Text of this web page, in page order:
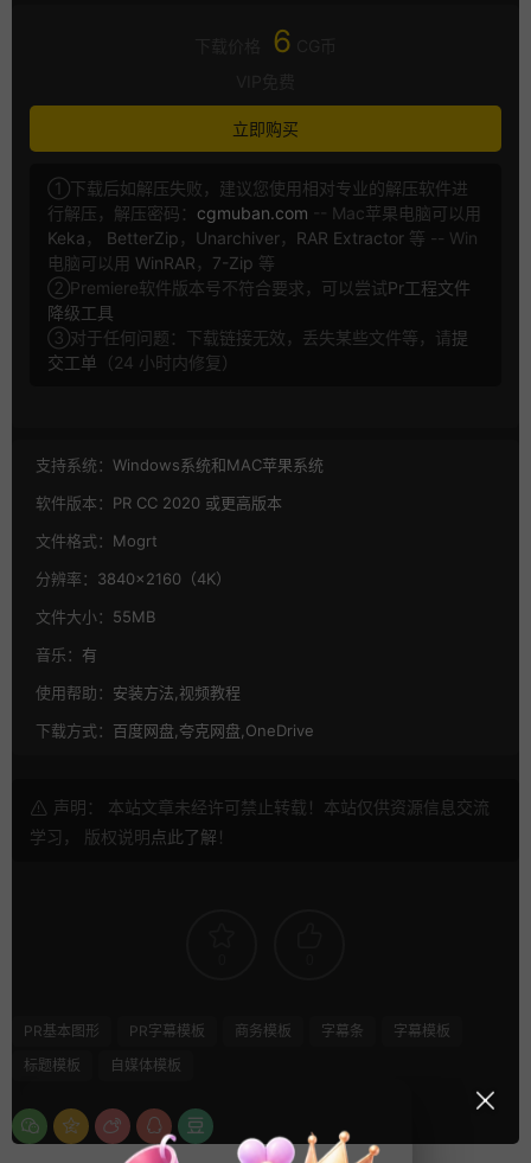
6
立即购买
①下载后如解压失败，建议您使用相对专业的解压软件进
行解压，解压密码： cgmuban.com -- Mac苹果电脑可以用
Keka ， BetterZip ， Unarchiver， RAR Extractor 等 -- Win
电脑可以用 WinRAR ， 7-Zip 等
②Premiere软件版本号不符合要求，可以尝试Pr工程文件
降级工具
③对于任何问题：下载链接无效，丢失某些文件等，请提
交工单 （24 小时内修复）
支持系统： Windows系统和MAC苹果系统
软件版本： PR CC 2020 或更高版本
文件格式： Mogrt
分辨率： 3840×2160（4K）
文件大小： 55MB
音乐： 有
使用帮助： 安装方法,视频教程
下载方式： 百度网盘,夸克网盘,OneDrive
声明： 本站文章未经许可禁止转载！本站仅供资源信息交流
学习， 版权说明点此了解 ！
PR基本图形 PR字幕模板 商务模板 字幕条
字幕模板
标题模板
自媒体模板